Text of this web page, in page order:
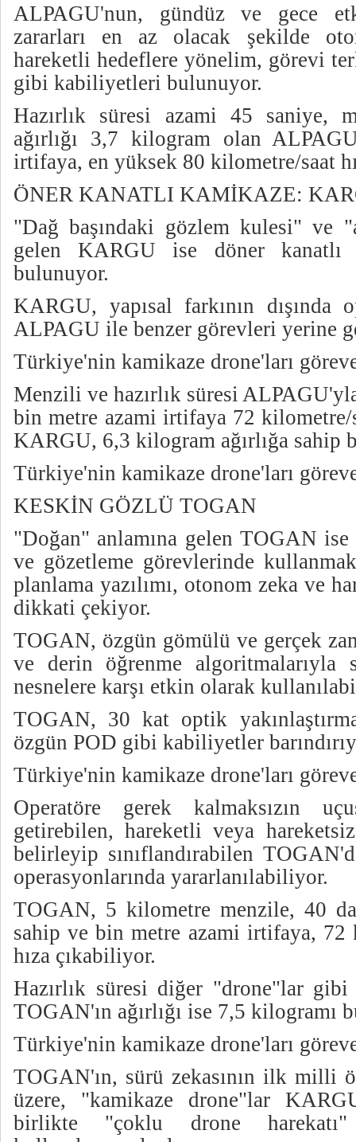
ALPAGU'nun, gündüz ve gece
zararları en az olacak şekilde
hareketli hedeflere yönelim, görevi
gibi kabiliyetleri bulunuyor.
Hazırlık süresi azami 45 saniye,
ağırlığı 3,7 kilogram olan
irtifaya, en yüksek 80 kilometre/saat
ÖNER KANATLI KAMİKAZE:
"Dağ başındaki gözlem kulesi" ve
gelen KARGU ise döner kanatlı
bulunuyor.
KARGU, yapısal farkının dışında
ALPAGU ile benzer görevleri yerine
Türkiye'nin kamikaze drone'ları
Menzili ve hazırlık süresi
bin metre azami irtifaya 72 kilometre/
KARGU, 6,3 kilogram ağırlığa sahip
Türkiye'nin kamikaze drone'ları
KESKİN GÖZLÜ TOGAN
"Doğan" anlamına gelen TOGAN ise
ve gözetleme görevlerinde
planlama yazılımı, otonom zeka ve
dikkati çekiyor.
TOGAN, özgün gömülü ve gerçek
ve derin öğrenme algoritmalarıyla
nesnelere karşı etkin olarak
TOGAN, 30 kat optik
özgün POD gibi kabiliyetler
Türkiye'nin kamikaze drone'ları
Operatöre gerek kalmaksızın
getirebilen, hareketli veya
belirleyip sınıflandırabilen
operasyonlarında yararlanılabiliyor.
TOGAN, 5 kilometre menzile, 40
sahip ve bin metre azami irtifaya, 72
hıza çıkabiliyor.
Hazırlık süresi diğer "drone"lar gibi
TOGAN'ın ağırlığı ise 7,5 kilogramı
Türkiye'nin kamikaze drone'ları
TOGAN'ın, sürü zekasının ilk milli
üzere, "kamikaze drone"lar
birlikte "çoklu drone